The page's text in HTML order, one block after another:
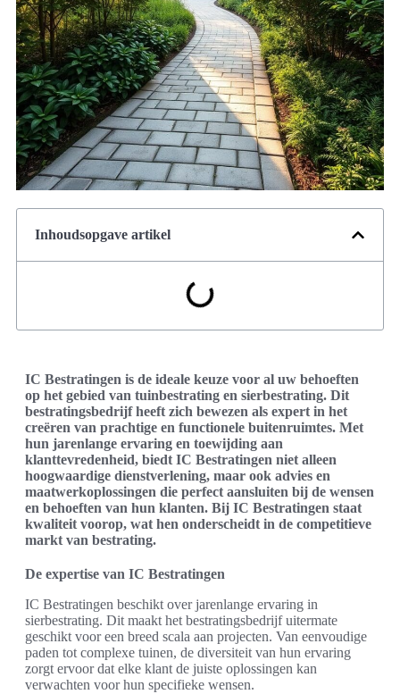
Inhoudsopgave artikel
IC Bestratingen is de ideale keuze voor al uw behoeften
op het gebied van tuinbestrating en sierbestrating. Dit
bestratingsbedrijf heeft zich bewezen als expert in het
creëren van prachtige en functionele buitenruimtes. Met
hun jarenlange ervaring en toewijding aan
klanttevredenheid, biedt IC Bestratingen niet alleen
hoogwaardige dienstverlening, maar ook advies en
maatwerkoplossingen die perfect aansluiten bij de wensen
en behoeften van hun klanten. Bij IC Bestratingen staat
kwaliteit voorop, wat hen onderscheidt in de competitieve
markt van bestrating.
De expertise van IC Bestratingen
IC Bestratingen beschikt over jarenlange ervaring in
sierbestrating. Dit maakt het bestratingsbedrijf uitermate
geschikt voor een breed scala aan projecten. Van eenvoudige
paden tot complexe tuinen, de diversiteit van hun ervaring
zorgt ervoor dat elke klant de juiste oplossingen kan
verwachten voor hun specifieke wensen.